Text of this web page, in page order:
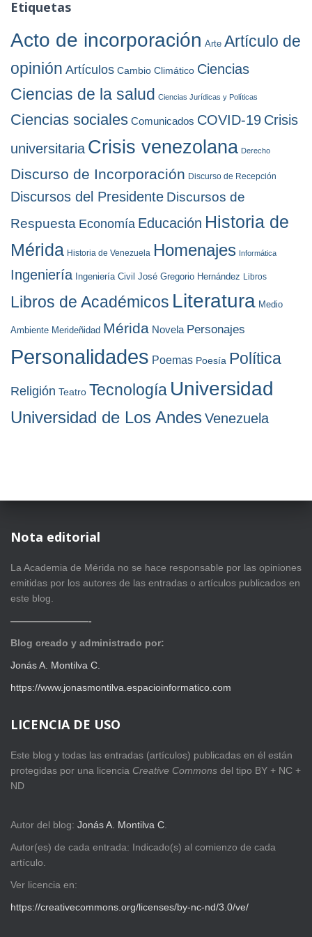
s
h
v
o
s
Etiquetas
Acto de incorporación Arte Artículo de
opinión Artículos Cambio Climático Ciencias
Ciencias de la salud Ciencias Jurídicas y Políticas
Ciencias sociales Comunicados COVID-19 Crisis
universitaria Crisis venezolana Derecho
Discurso de Incorporación Discurso de Recepción
Discursos del Presidente Discursos de
Respuesta Economía Educación Historia de
Mérida Historia de Venezuela Homenajes Informática
Ingeniería Ingeniería Civil José Gregorio Hernández Libros
Libros de Académicos Literatura Medio
Ambiente Merideñidad Mérida Novela Personajes
Personalidades Poemas Poesía Política
Religión Teatro Tecnología Universidad
Universidad de Los AndesVenezuela
Nota editorial
La Academia de Mérida no se hace responsable por las opiniones
emitidas por los autores de las entradas o artículos publicados en
este blog.
————————-
Blog creado y administrado por:
Jonás A. Montilva C.
https://www.jonasmontilva.espacioinformatico.com
LICENCIA DE USO
Este blog y todas las entradas (artículos) publicadas en él están
protegidas por una licencia Creative Commons del tipo BY + NC +
ND
Autor del blog: Jonás A. Montilva C
Autor(es) de cada entrada: Indicado(s) al comienzo de cada
artículo.
Ver licencia en:
https://creativecommons.org/licenses/by-nc-nd/3.0/ve/